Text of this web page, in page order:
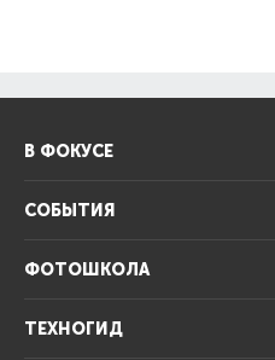
В ФОКУСЕ
СОБЫТИЯ
ФОТОШКОЛА
ТЕХНОГИД